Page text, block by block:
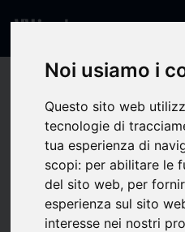
Noi usiamo i
Questo sito web
tecnologie di
tua esperienza di
scopi: per abilitare le
del sito web, per
esperienza sul sito
interesse nei nostri
404 -
La pagina che stai